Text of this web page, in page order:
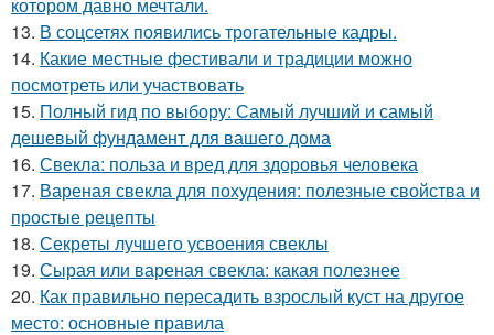
котором давно мечтали.
13. В соцсетях появились трогательные кадры.
14. Какие местные фестивали и традиции можно
посмотреть или участвовать
15. Полный гид по выбору: Самый лучший и самый
дешевый фундамент для вашего дома
16. Свекла: польза и вред для здоровья человека
17. Вареная свекла для похудения: полезные свойства и
простые рецепты
18. Секреты лучшего усвоения свеклы
19. Сырая или вареная свекла: какая полезнее
20. Как правильно пересадить взрослый куст на другое
место: основные правила